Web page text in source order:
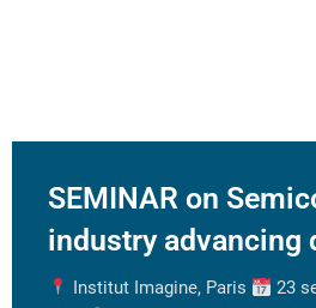
SEMINAR on
industry advancing
Institut Imagine, Paris
23